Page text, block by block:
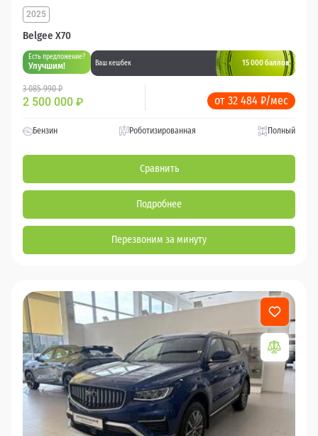
Belgee X70
2025
Есть предложение?
Улучшим! Ваш кешбек 15 000 баллов
3 085 990 ₽
2 500 000 ₽ от 32 484 ₽/мес
Бензин Роботизированная Полный
Сравнить
Подробнее
Перезвоним за минуту